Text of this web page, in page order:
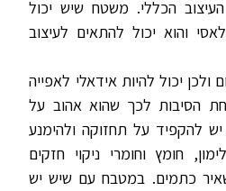
הכללי. משטח שיש יכול
והוא יכול להתאים לעיצוב
יכול להיות אידאלי לאפייה
הסיבות לכך שהוא אהוב על
להקפיד על תחזוקה ולהימנע
חומץ וחומרי ניקוי חזקים
כתמים. במטבח עם שיש יש